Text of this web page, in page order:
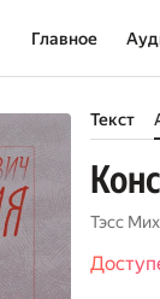
Главное
Текст
Тэсс